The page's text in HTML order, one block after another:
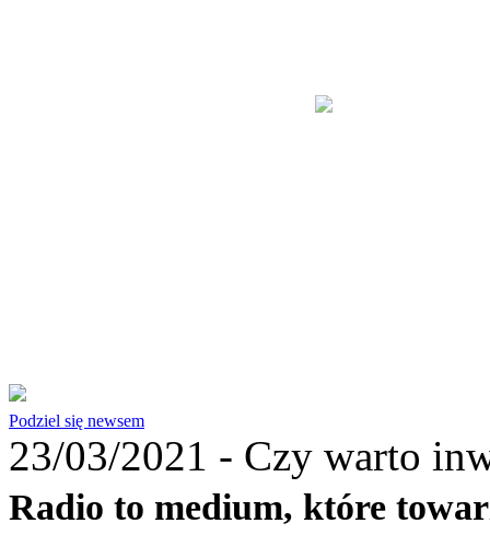
Podziel się newsem
23/03/2021 - Czy warto
Radio to medium, które